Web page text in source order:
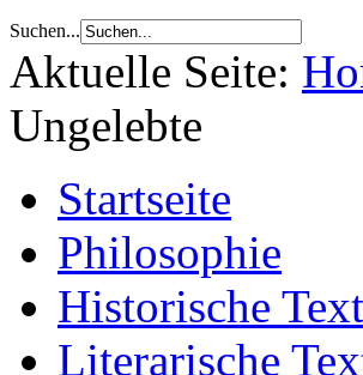
Suchen...
Aktuelle Seite:
Ungelebte
Startseite
Philosophie
Historische
Literarische